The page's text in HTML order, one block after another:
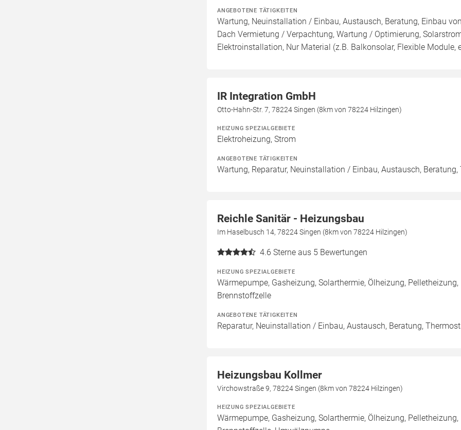
ANGEBOTENE TÄTIGKEITEN
Wartung, Neuinstallation / Einbau, Austausch, Beratung, Einbau
Dach Vermietung / Verpachtung, Wartung / Optimierung,
Elektroinstallation, Nur Material (z.B. Balkonsolar, Flexible Module,
IR Integration GmbH
Otto-Hahn-Str. 7, 78224 Singen (8km von 78224 Hilzingen)
HEIZUNG SPEZIALGEBIETE
Elektroheizung, Strom
ANGEBOTENE TÄTIGKEITEN
Wartung, Reparatur, Neuinstallation / Einbau, Austausch, Beratung,
Reichle Sanitär - Heizungsbau
Im Haselbusch 14, 78224 Singen (8km von 78224 Hilzingen)
4.6 Sterne aus 5 Bewertungen
HEIZUNG SPEZIALGEBIETE
Wärmepumpe, Gasheizung, Solarthermie, Ölheizung,
Brennstoffzelle
ANGEBOTENE TÄTIGKEITEN
Reparatur, Neuinstallation / Einbau, Austausch, Beratung,
Heizungsbau Kollmer
Virchowstraße 9, 78224 Singen (8km von 78224 Hilzingen)
HEIZUNG SPEZIALGEBIETE
Wärmepumpe, Gasheizung, Solarthermie, Ölheizung,